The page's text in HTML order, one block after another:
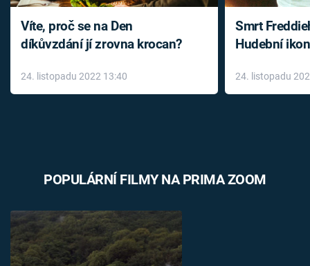
Víte, proč se na Den
díkůvzdání jí zrovna krocan?
24. listopadu 2022 13:40
Smrt
Hudební
léky
24. listopadu
POPULÁRNÍ FILMY NA PRIMA ZOOM